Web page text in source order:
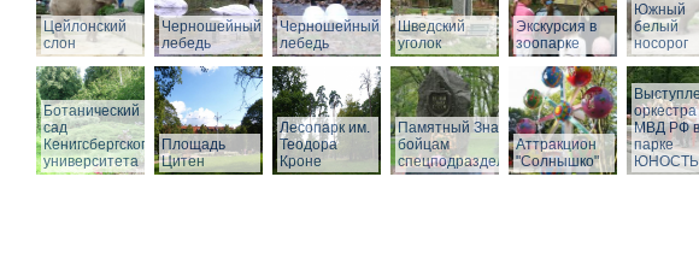
Цейлонский
слон
Черношейный
лебедь
Черношейный
лебедь
Шведский
уголок
Экскурсия в
зоопарке
Южный
белый
носорог
Ботанический
сад
Кенигсбергского
университета
Площадь
Цитен
Лесопарк им.
Теодора
Кроне
Памятный Знак
бойцам
спецподразделений
Аттракцион
"Солнышко"
оркестра
МВД РФ в
парке
ЮНОСТЬ